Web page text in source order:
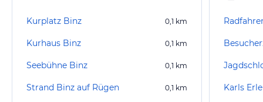
Kurplatz Binz 0,1 km
Kurhaus Binz 0,1 km
Seebühne Binz 0,1 km
Strand Binz auf Rügen 0,1 km Karls